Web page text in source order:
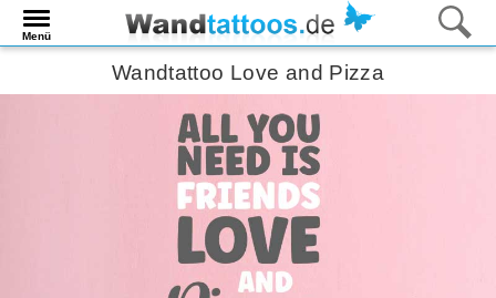
Menü
Wandtattoo Love and Pizza